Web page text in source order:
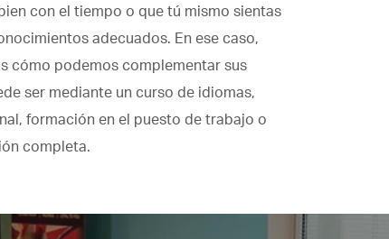
con el tiempo o que tú mismo sientas
adecuados. En ese caso,
cómo podemos complementar sus
ser mediante un curso de idiomas,
formación en el puesto de trabajo o
completa.